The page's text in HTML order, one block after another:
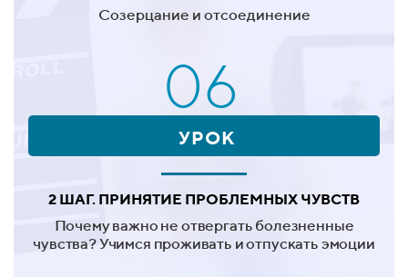
Созерцание и отсоединение
06
УРОК
2 ШАГ. ПРИНЯТИЕ ПРОБЛЕМНЫХ ЧУВСТВ
Почему важно не отвергать болезненные
чувства? Учимся проживать и отпускать эмоции